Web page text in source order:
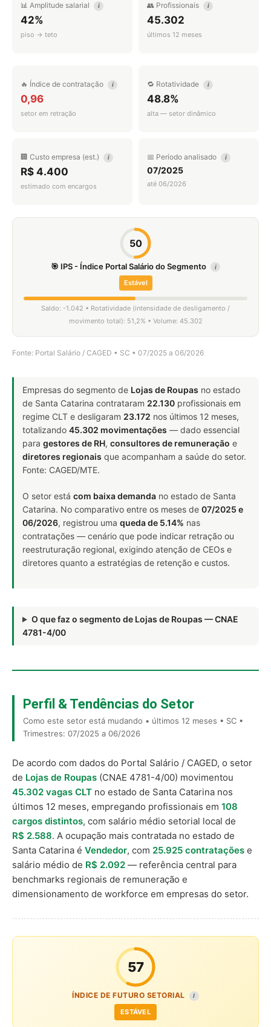
📊 Amplitude salarial i
42%
piso → teto
👥 Profissionais i
45.302
últimos 12 meses
🔥 Índice de contratação i
0,96
setor em retração
🔁 Rotatividade i
48.8%
alta — setor dinâmico
🏢 Custo empresa (est.) i
R$ 4.400
estimado com encargos
📅 Período analisado i
07/2025
até 06/2026
50
🎯 IPS - Índice Portal Salário do Segmento i
Estável
Saldo: -1.042 • Rotatividade (intensidade de desligamento /
movimento total): 51,2% • Volume: 45.302
Fonte: Portal Salário / CAGED • SC • 07/2025 a 06/2026
Empresas do segmento de Lojas de Roupas no estado
de Santa Catarina contrataram 22.130 profissionais em
regime CLT e desligaram 23.172 nos últimos 12 meses,
totalizando 45.302 movimentações — dado essencial
para gestores de RH, consultores de remuneração e
diretores regionais que acompanham a saúde do setor.
Fonte: CAGED/MTE.
O setor está com baixa demanda no estado de Santa
Catarina. No comparativo entre os meses de 07/2025 e
06/2026, registrou uma queda de 5.14% nas
contratações — cenário que pode indicar retração ou
reestruturação regional, exigindo atenção de CEOs e
diretores quanto a estratégias de retenção e custos.
O que faz o segmento de Lojas de Roupas — CNAE
4781-4/00
Perfil & Tendências do Setor
Como este setor está mudando • últimos 12 meses • SC •
Trimestres: 07/2025 a 06/2026
De acordo com dados do Portal Salário / CAGED, o setor
de Lojas de Roupas (CNAE 4781-4/00) movimentou
45.302 vagas CLT no estado de Santa Catarina nos
últimos 12 meses, empregando profissionais em 108
cargos distintos, com salário médio setorial local de
R$ 2.588. A ocupação mais contratada no estado de
Santa Catarina é Vendedor, com 25.925 contratações e
salário médio de R$ 2.092 — referência central para
benchmarks regionais de remuneração e
dimensionamento de workforce em empresas do setor.
57
ÍNDICE DE FUTURO SETORIAL I
ESTÁVEL